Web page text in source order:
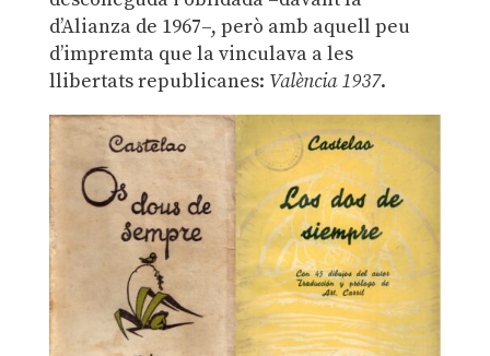
d’Alianza de 1967–, però amb aquell peu
d’impremta que la vinculava a les
llibertats republicanes: València 1937.